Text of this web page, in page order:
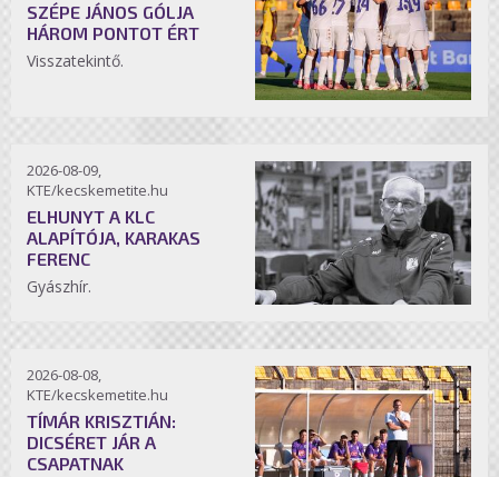
SZÉPE JÁNOS GÓLJA
HÁROM PONTOT ÉRT
Visszatekintő.
2026-08-09,
KTE/kecskemetite.hu
ELHUNYT A KLC
ALAPÍTÓJA, KARAKAS
FERENC
Gyászhír.
2026-08-08,
KTE/kecskemetite.hu
TÍMÁR KRISZTIÁN:
DICSÉRET JÁR A
CSAPATNAK